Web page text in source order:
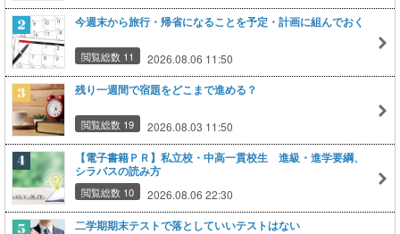
今週末から旅行・帰省になることを予定・計画に組んでおく
閲覧総数 11 2026.08.06 11:50
残り一週間で宿題をどこまで進める？
閲覧総数 19 2026.08.03 11:50
【電子書籍ＰＲ】私立校・中高一貫校生 進級・進学要綱、
シラバスの読み方
閲覧総数 10 2026.08.06 22:30
二学期期末テストで落としていいテストはない